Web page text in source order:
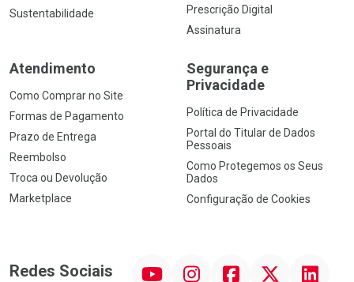
Sustentabilidade
Prescrição Digital
Assinatura
Atendimento
Como Comprar no Site
Formas de Pagamento
Prazo de Entrega
Reembolso
Troca ou Devolução
Marketplace
Segurança e
Privacidade
Política de Privacidade
Portal do Titular de Dados
Pessoais
Como Protegemos os Seus
Dados
Configuração de Cookies
Redes Sociais InstagramFacebookTwitter Linkedin